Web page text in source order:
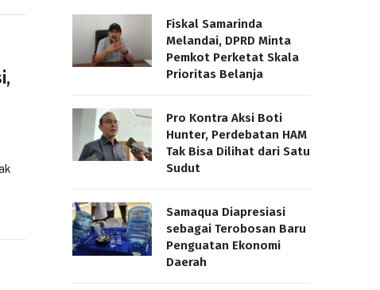
Fiskal Samarinda
Melandai, DPRD Minta
Pemkot Perketat Skala
Prioritas Belanja
Pro Kontra Aksi Boti
Hunter, Perdebatan HAM
Tak Bisa Dilihat dari Satu
Sudut
Samaqua Diapresiasi
sebagai Terobosan Baru
Penguatan Ekonomi
Daerah